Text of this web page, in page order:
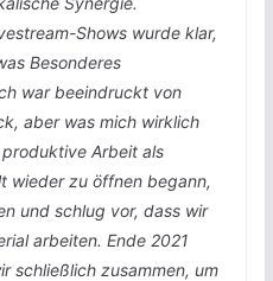
Shows wurde klar,
Besonderes
war beeindruckt von
aber was mich wirklich
Arbeit als
wieder zu öffnen begann,
und schlug vor, dass wir
arbeiten. Ende 2021
schließlich zusammen, um